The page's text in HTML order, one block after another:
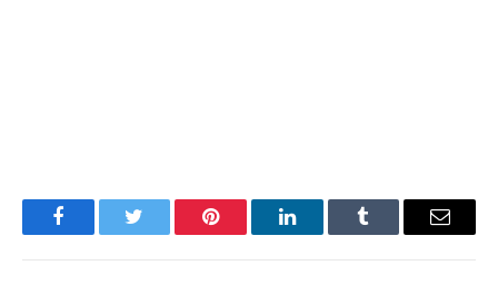
FacebookTwitter Pinterest LinkedInTumblr Имэйл